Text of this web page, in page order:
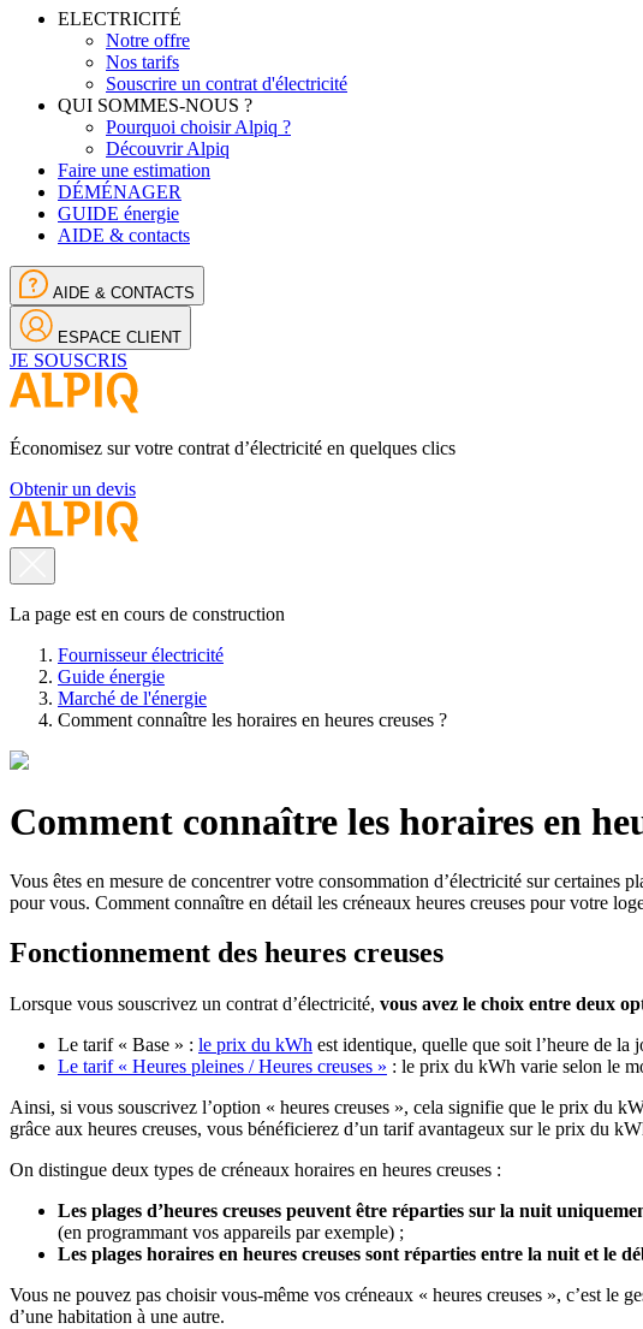
ELECTRICITÉ
Notre offre
Nos tarifs
Souscrire un contrat d'électricité
QUI SOMMES-NOUS ?
Pourquoi choisir Alpiq ?
Découvrir Alpiq
Faire une estimation
DÉMÉNAGER
GUIDE énergie
AIDE & contacts
AIDE & CONTACTS
ESPACE CLIENT
JE SOUSCRIS
Économisez sur votre contrat d’électricité en quelques clics
Obtenir un devis
La page est en cours de construction
Fournisseur électricité
Guide énergie
Marché de l'énergie
Comment connaître les horaires en heures creuses ?
Comment connaître les horaires en
Vous êtes en mesure de concentrer votre consommation d’électricité sur certaines
pour vous. Comment connaître en détail les créneaux heures creuses pour votre
Fonctionnement des heures creuses
Lorsque vous souscrivez un contrat d’électricité, vous avez le choix entre deux
Le tarif « Base » : le prix du kWh est identique, quelle que soit l’heure de la
Le tarif « Heures pleines / Heures creuses » : le prix du kWh varie selon le
Ainsi, si vous souscrivez l’option « heures creuses », cela signifie que le prix du
grâce aux heures creuses, vous bénéficierez d’un tarif avantageux sur le prix du
On distingue deux types de créneaux horaires en heures creuses :
Les plages d’heures creuses peuvent être réparties sur la nuit
(en programmant vos appareils par exemple) ;
Les plages horaires en heures creuses sont réparties entre la nuit et le
Vous ne pouvez pas choisir vous-même vos créneaux « heures creuses », c’est
d’une habitation à une autre.